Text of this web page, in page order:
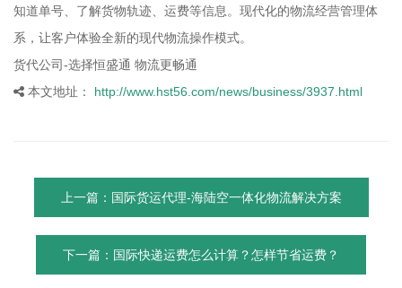
知道单号、了解货物轨迹、运费等信息。现代化的物流经营管理体
系，让客户体验全新的现代物流操作模式。
货代公司-选择恒盛通 物流更畅通
本文地址：
http://www.hst56.com/news/business/3937.html
上一篇：国际货运代理-海陆空一体化物流解决方案
下一篇：国际快递运费怎么计算？怎样节省运费？